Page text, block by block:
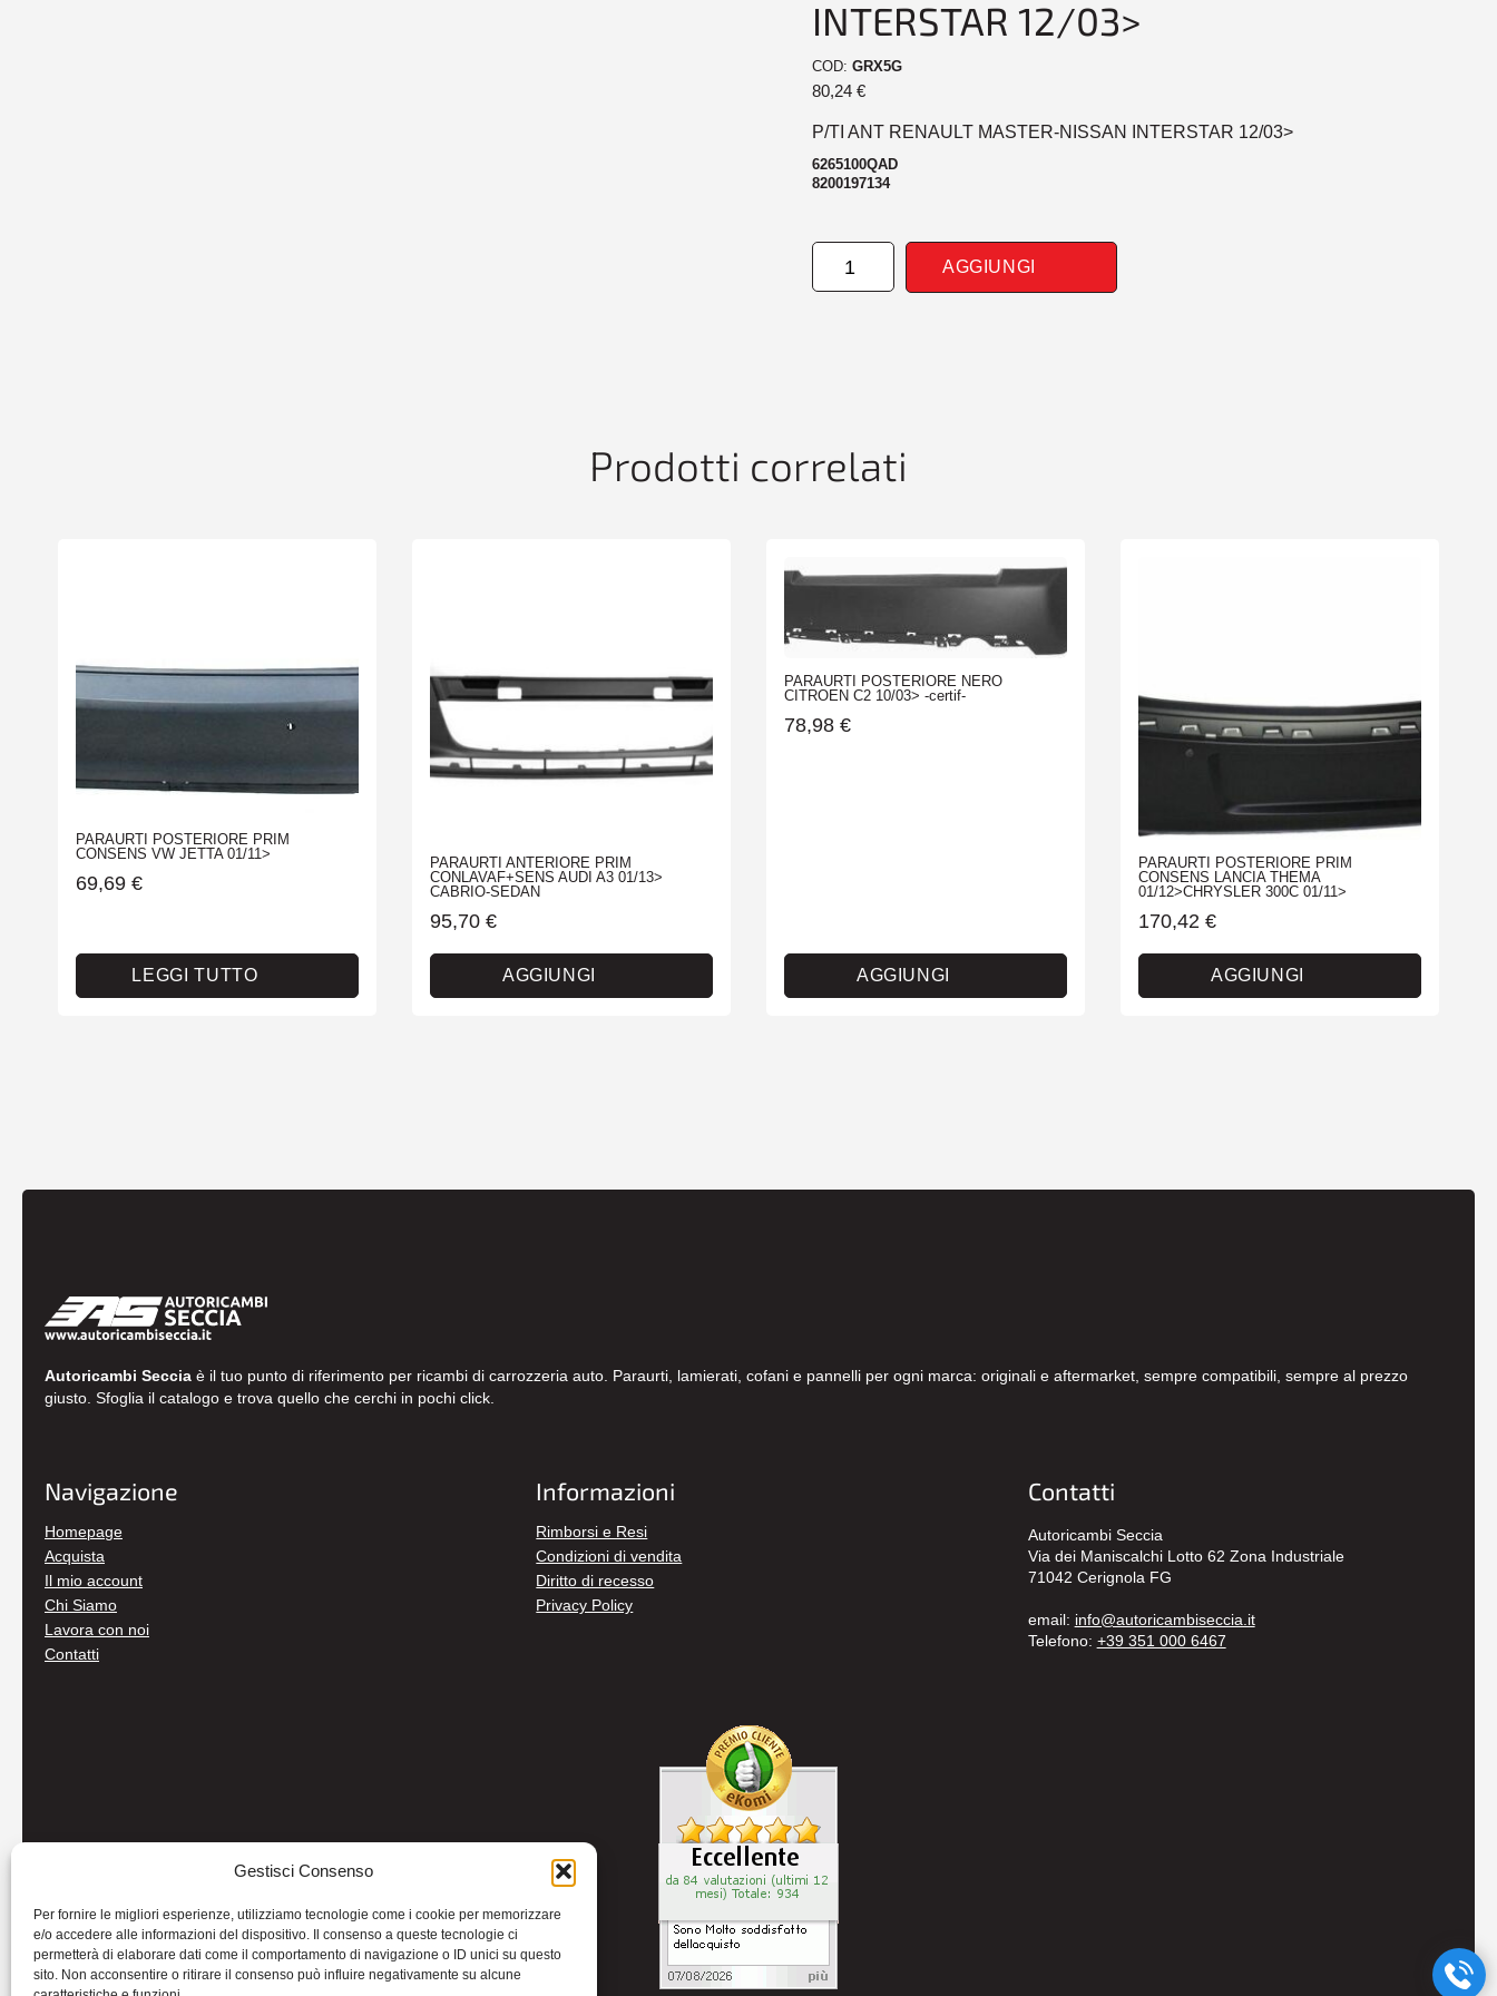
Gestisci Consenso
Per fornire le migliori esperienze, utilizziamo tecnologie come i cookie per memorizzare
e/o accedere alle informazioni del dispositivo. Il consenso a queste tecnologie ci
permetterà di elaborare dati come il comportamento di navigazione o ID unici su questo
sito. Non acconsentire o ritirare il consenso può influire negativamente su alcune
INTERSTAR 12/03>
COD: GRX5G
80,24 €
P/TI ANT RENAULT MASTER-NISSAN INTERSTAR 12/03>
6265100QAD
8200197134
PARAURTI
ANTERIORE
AGGIUNGI
Prodotti correlati
PARAURTI POSTERIORE PRIM
CONSENS VW JETTA 01/11>
69,69 €
LEGGI TUTTO
PARAURTI ANTERIORE PRIM
CONLAVAF+SENS AUDI A3 01/13>
CABRIO-SEDAN
95,70 €
AGGIUNGI
PARAURTI POSTERIORE NERO
CITROEN C2 10/03> -certif-
78,98 €
AGGIUNGI
PARAURTI POSTERIORE PRIM
CONSENS LANCIA THEMA
01/12>CHRYSLER 300C 01/11>
170,42 €
AGGIUNGI
Autoricambi Seccia è il tuo punto di riferimento per ricambi di carrozzeria auto. Paraurti, lamierati, cofani e pannelli per ogni marca: originali e aftermarket, sempre compatibili, sempre al prezzo
giusto. Sfoglia il catalogo e trova quello che cerchi in pochi click.
Navigazione
Homepage
Acquista
Il mio account
Chi Siamo
Lavora con noi
Contatti
Informazioni
Rimborsi e Resi
Condizioni di vendita
Diritto di recesso
Privacy Policy
Contatti
Autoricambi Seccia
Via dei Maniscalchi Lotto 62 Zona Industriale
71042 Cerignola FG
email: info@autoricambiseccia.it
Telefono: +39 351 000 6467